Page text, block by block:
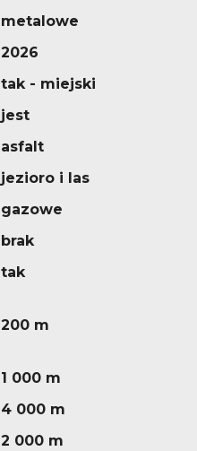
metalowe
2026
tak - miejski
jest
asfalt
jezioro i las
gazowe
brak
tak
200 m
1 000 m
4 000 m
2 000 m